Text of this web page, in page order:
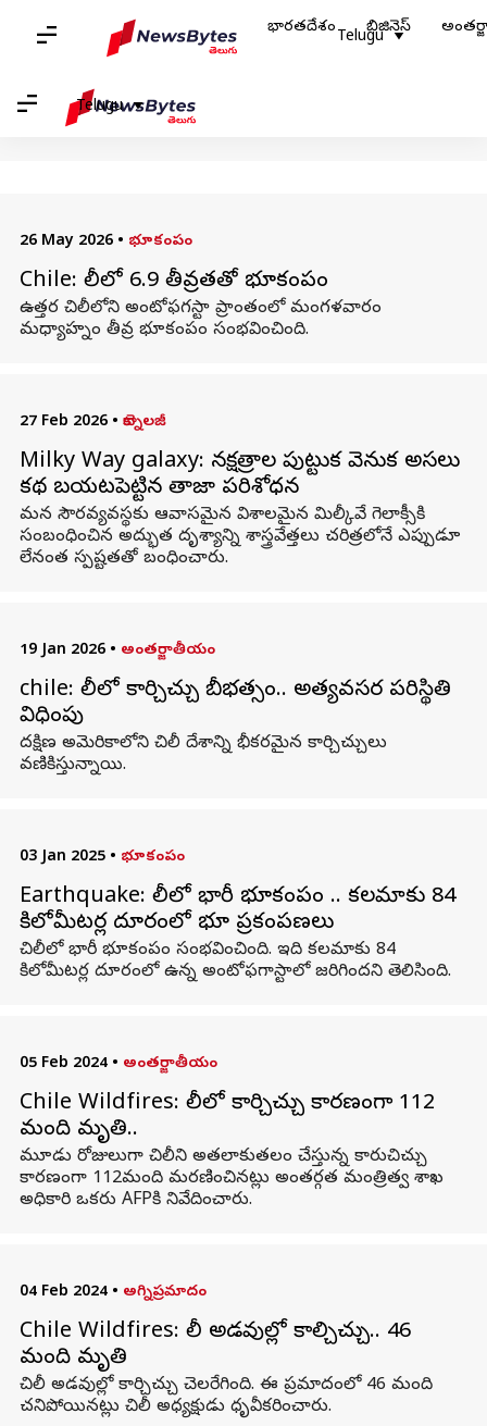
భారతదేశం బిజినెస్
Telugu
Telugu
/ వార్తలు అంతర్జాతీయం వార్తలు చిలీ
చిలీ: వార్తలు
26 May 2026 • భూకంపం
Chile: చిలీలో 6.9 తీవ్రతతో భూకంపం
ఉత్తర చిలీలోని అంటోఫగస్టా ప్రాంతంలో మంగళవారం
మధ్యాహ్నం తీవ్ర భూకంపం సంభవించింది.
27 Feb 2026 • టెక్నాలజీ
Milky Way galaxy: నక్షత్రాల పుట్టుక వెనుక అసలు
కథ బయటపెట్టిన తాజా పరిశోధన
మన సౌరవ్యవస్థకు ఆవాసమైన విశాలమైన మిల్కీవే గెలాక్సీకి
సంబంధించిన అద్భుత దృశ్యాన్ని శాస్త్రవేత్తలు చరిత్రలోనే ఎప్పుడూ
లేనంత స్పష్టతతో బంధించారు.
19 Jan 2026 • అంతర్జాతీయం
chile: చిలీలో కార్చిచ్చు బీభత్సం.. అత్యవసర పరిస్థితి
విధింపు
దక్షిణ అమెరికాలోని చిలీ దేశాన్ని భీకరమైన కార్చిచ్చులు
వణికిస్తున్నాయి.
03 Jan 2025 • భూకంపం
Earthquake: చిలీలో భారీ భూకంపం .. కలమాకు 84
కిలోమీటర్ల దూరంలో భూ ప్రకంపణలు
చిలీలో భారీ భూకంపం సంభవించింది. ఇది కలమాకు 84
కిలోమీటర్ల దూరంలో ఉన్న అంటోఫగాస్టాలో జరిగిందని తెలిసింది.
05 Feb 2024 • అంతర్జాతీయం
Chile Wildfires: చిలీలో కార్చిచ్చు కారణంగా 112
మంది మృతి..
మూడు రోజులుగా చిలీని అతలాకుతలం చేస్తున్న కారుచిచ్చు
కారణంగా 112మంది మరణించినట్లు అంతర్గత మంత్రిత్వ శాఖ
అధికారి ఒకరు AFPకి నివేదించారు.
04 Feb 2024 • అగ్నిప్రమాదం
Chile Wildfires: చిలీ అడవుల్లో కాల్చిచ్చు.. 46
మంది మృతి
చిలీ అడవుల్లో కార్చిచ్చు చెలరేగింది. ఈ ప్రమాదంలో 46 మంది
చనిపోయినట్లు చిలీ అధ్యక్షుడు ధృవీకరించారు.